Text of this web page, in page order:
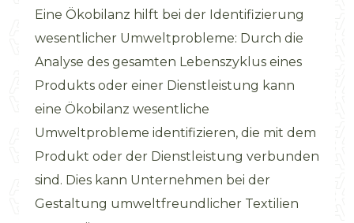
Eine Ökobilanz hilft bei der Identifizierung
wesentlicher Umweltprobleme: Durch die
Analyse des gesamten Lebenszyklus eines
Produkts oder einer Dienstleistung kann
eine Ökobilanz wesentliche
Umweltprobleme identifizieren, die mit dem
Produkt oder der Dienstleistung verbunden
sind. Dies kann Unternehmen bei der
Gestaltung umweltfreundlicher Textilien